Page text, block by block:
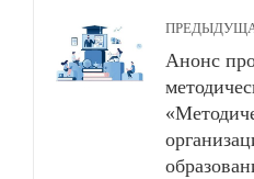
Анонс